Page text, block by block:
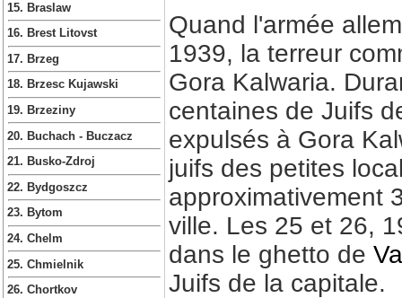
15. Braslaw
16. Brest Litovst
17. Brzeg
18. Brzesc Kujawski
19. Brzeziny
20. Buchach - Buczacz
21. Busko-Zdroj
22. Bydgoszcz
23. Bytom
24. Chelm
25. Chmielnik
26. Chortkov
Quand l'armée
1939, la terreur
Gora Kalwaria.
centaines de Juifs
expulsés à Gora
juifs des petites
approximativement
ville. Les 25 et 26,
dans le ghetto de
Juifs de la capitale.